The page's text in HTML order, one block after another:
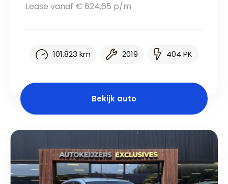
Lease vanaf € 624,65 p/m
101.823 km 2019 404 PK
Bekijk auto